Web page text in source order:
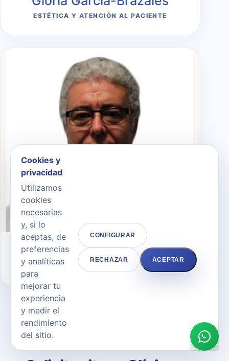
ESTÉTICA Y ATENCIÓN AL PACIENTE
Dr. Andrés Merlo Morales
CIRUJANO PLÁSTICO
Cookies y
privacidad
Utilizamos
cookies
necesarias
y, si lo
aceptas, de
preferencias
y analíticas
para
mejorar tu
experiencia
y medir el
rendimiento
del sitio.
CONFIGURAR
RECHAZAR ACEPTAR